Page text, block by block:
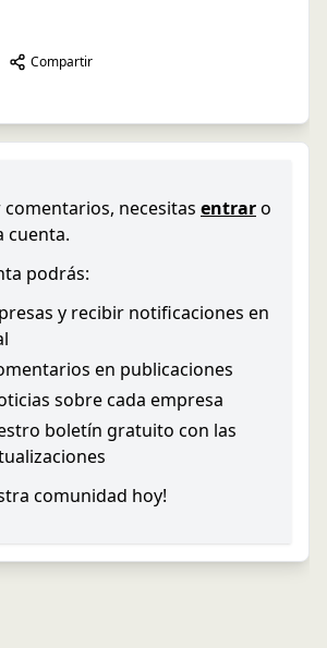
Compartir
necesitas entraro
cuenta.
podrás:
y recibir notificaciones en
en publicaciones
sobre cada empresa
boletín gratuito con las
comunidad hoy!